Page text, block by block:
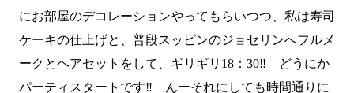
にお部屋のデコレーションやってもらいつつ、私は寿司
ケーキの仕上げと、普段スッピンのジョセリンへフルメ
ークとヘアセットをして、ギリギリ18：30‼ どうにか
パーティスタートです‼ んーそれにしても時間通りに